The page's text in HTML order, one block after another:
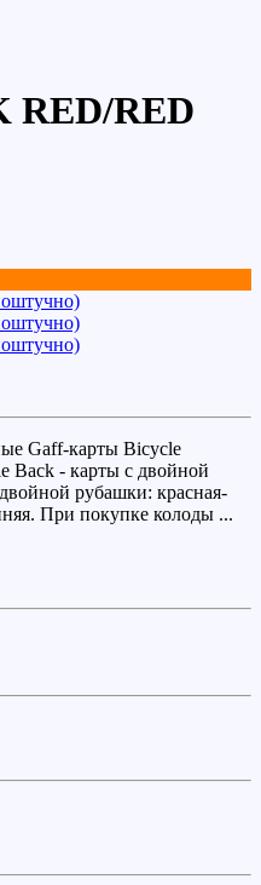
RED/RED
Gaff-карты Bicycle
Back - карты с двойной
рубашки: красная-
При покупке колоды ...